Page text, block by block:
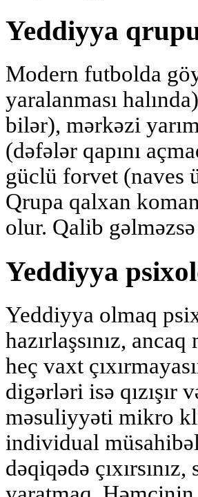
Yeddiyya
Modern futbolda
yaralanması
bilər), mərkəzi
(dəfələr qapını
güclü forvet (naves
Qrupa qalxan
olur. Qalib
Yeddiyya
Yeddiyya olmaq
hazırlaşsınız,
heç vaxt
digərləri isə qızışır
məsuliyyəti mikro
individual
dəqiqədə